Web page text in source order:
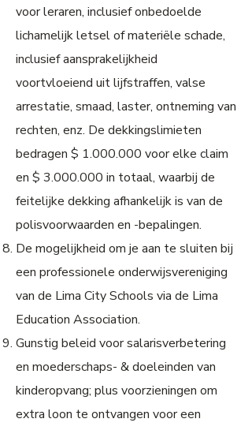
voor leraren, inclusief onbedoelde
lichamelijk letsel of materiële schade,
inclusief aansprakelijkheid
voortvloeiend uit lijfstraffen, valse
arrestatie, smaad, laster, ontneming van
rechten, enz. De dekkingslimieten
bedragen $ 1.000.000 voor elke claim
en $ 3.000.000 in totaal, waarbij de
feitelijke dekking afhankelijk is van de
polisvoorwaarden en -bepalingen.
De mogelijkheid om je aan te sluiten bij
een professionele onderwijsvereniging
van de Lima City Schools via de Lima
Education Association.
Gunstig beleid voor salarisverbetering
en moederschaps- & doeleinden van
kinderopvang; plus voorzieningen om
extra loon te ontvangen voor een